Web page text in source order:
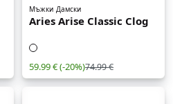
Мъжки Дамски
Aries Arise Classic Clog
59.99 €(-20%)74.99 €